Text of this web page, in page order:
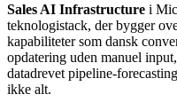
Sales AI Infrastructure i
teknologistack, der bygger
kapabiliteter som dansk
opdatering uden manuel
datadrevet pipeline-
ikke alt.